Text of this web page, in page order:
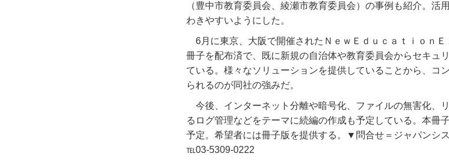
（豊中市教育委員会、綾瀬市教育委員会）の事例も紹介。活
わきやすいようにした。
6月に東京、大阪で開催されたＮｅｗＥｄｕｃａｔｉｏｎＥ
冊子を配布済で、既に新規の自治体や教育委員会からセキュ
ている。様々なソリューションを提供していることから、コ
られるのが同社の強みだ。
今後、インターネット分離や暗号化、ファイルの無害化、
るログ管理などをテーマに続編の作成も予定している。本冊
予定。希望者には冊子版を提供する。▼問合せ＝ジャパンシ
℡03-5309-0222